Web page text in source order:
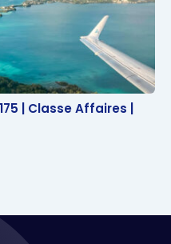
| Classe Affaires |
| Classe Affaires |